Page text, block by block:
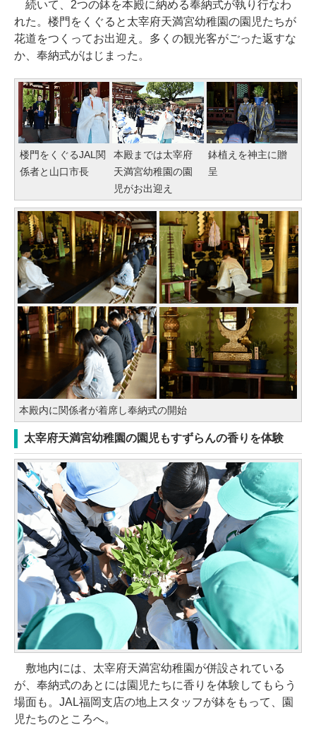
続いて、2つの鉢を本殿に納める奉納式が執り行なわ
れた。楼門をくぐると太宰府天満宮幼稚園の園児たちが
花道をつくってお出迎え。多くの観光客がごった返すな
か、奉納式がはじまった。
楼門をくぐるJAL関
係者と山口市長
本殿までは太宰府
天満宮幼稚園の園
児がお出迎え
鉢植えを神主に贈
呈
本殿内に関係者が着席し奉納式の開始
太宰府天満宮幼稚園の園児もすずらんの香りを体験
敷地内には、太宰府天満宮幼稚園が併設されている
が、奉納式のあとには園児たちに香りを体験してもらう
場面も。JAL福岡支店の地上スタッフが鉢をもって、園
児たちのところへ。